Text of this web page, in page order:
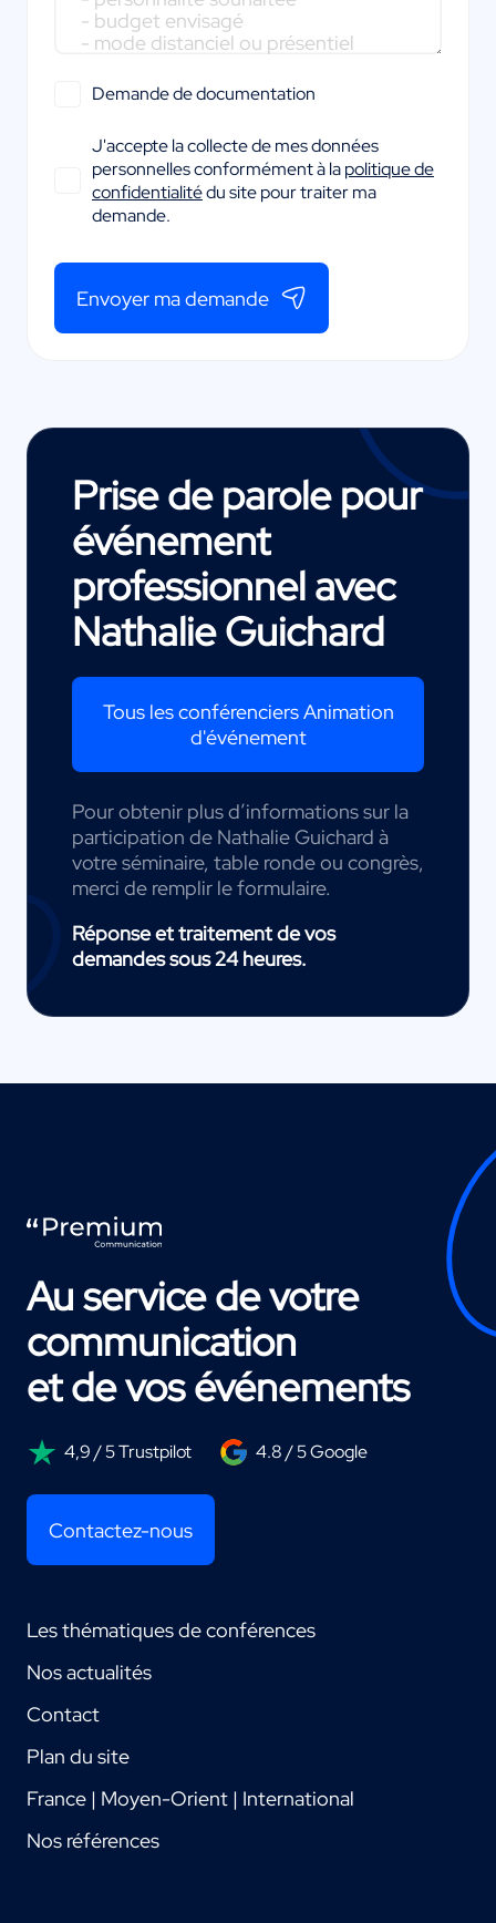
Demande de documentation
J'accepte la collecte de mes données
personnelles conformément à lapolitique de
confidentialitédu site pour traiter ma
demande.
Envoyer ma demande
Prise de parole pour
événement
professionnel avec
Nathalie Guichard
Tous les conférenciers Animation
d'événement
Pour obtenir plus d’informations sur la
participation de Nathalie Guichard à
votre séminaire, table ronde ou congrès,
merci de remplir le formulaire.
Réponse et traitement de vos
demandes sous 24 heures.
Au service de votre
communication
et de vos événements
4,9 / 5 Trustpilot 4.8 / 5 Google
Contactez-nous
Les thématiques de conférences
Nos actualités
Contact
Plan du site
France | Moyen-Orient | International
Nos références